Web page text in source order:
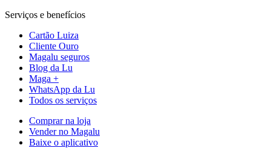
Serviços e benefícios
Cartão Luiza
Cliente Ouro
Magalu seguros
Blog da Lu
Maga +
WhatsApp da Lu
Todos os serviços
Comprar na loja
Vender no Magalu
Baixe o aplicativo